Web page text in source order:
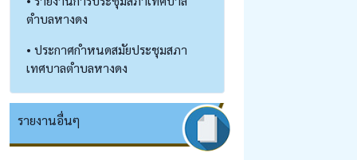
ตำบลหางดง
• ประกาศกำหนดสมัยประชุมสภา
เทศบาลตำบลหางดง
รายงานอื่นๆ